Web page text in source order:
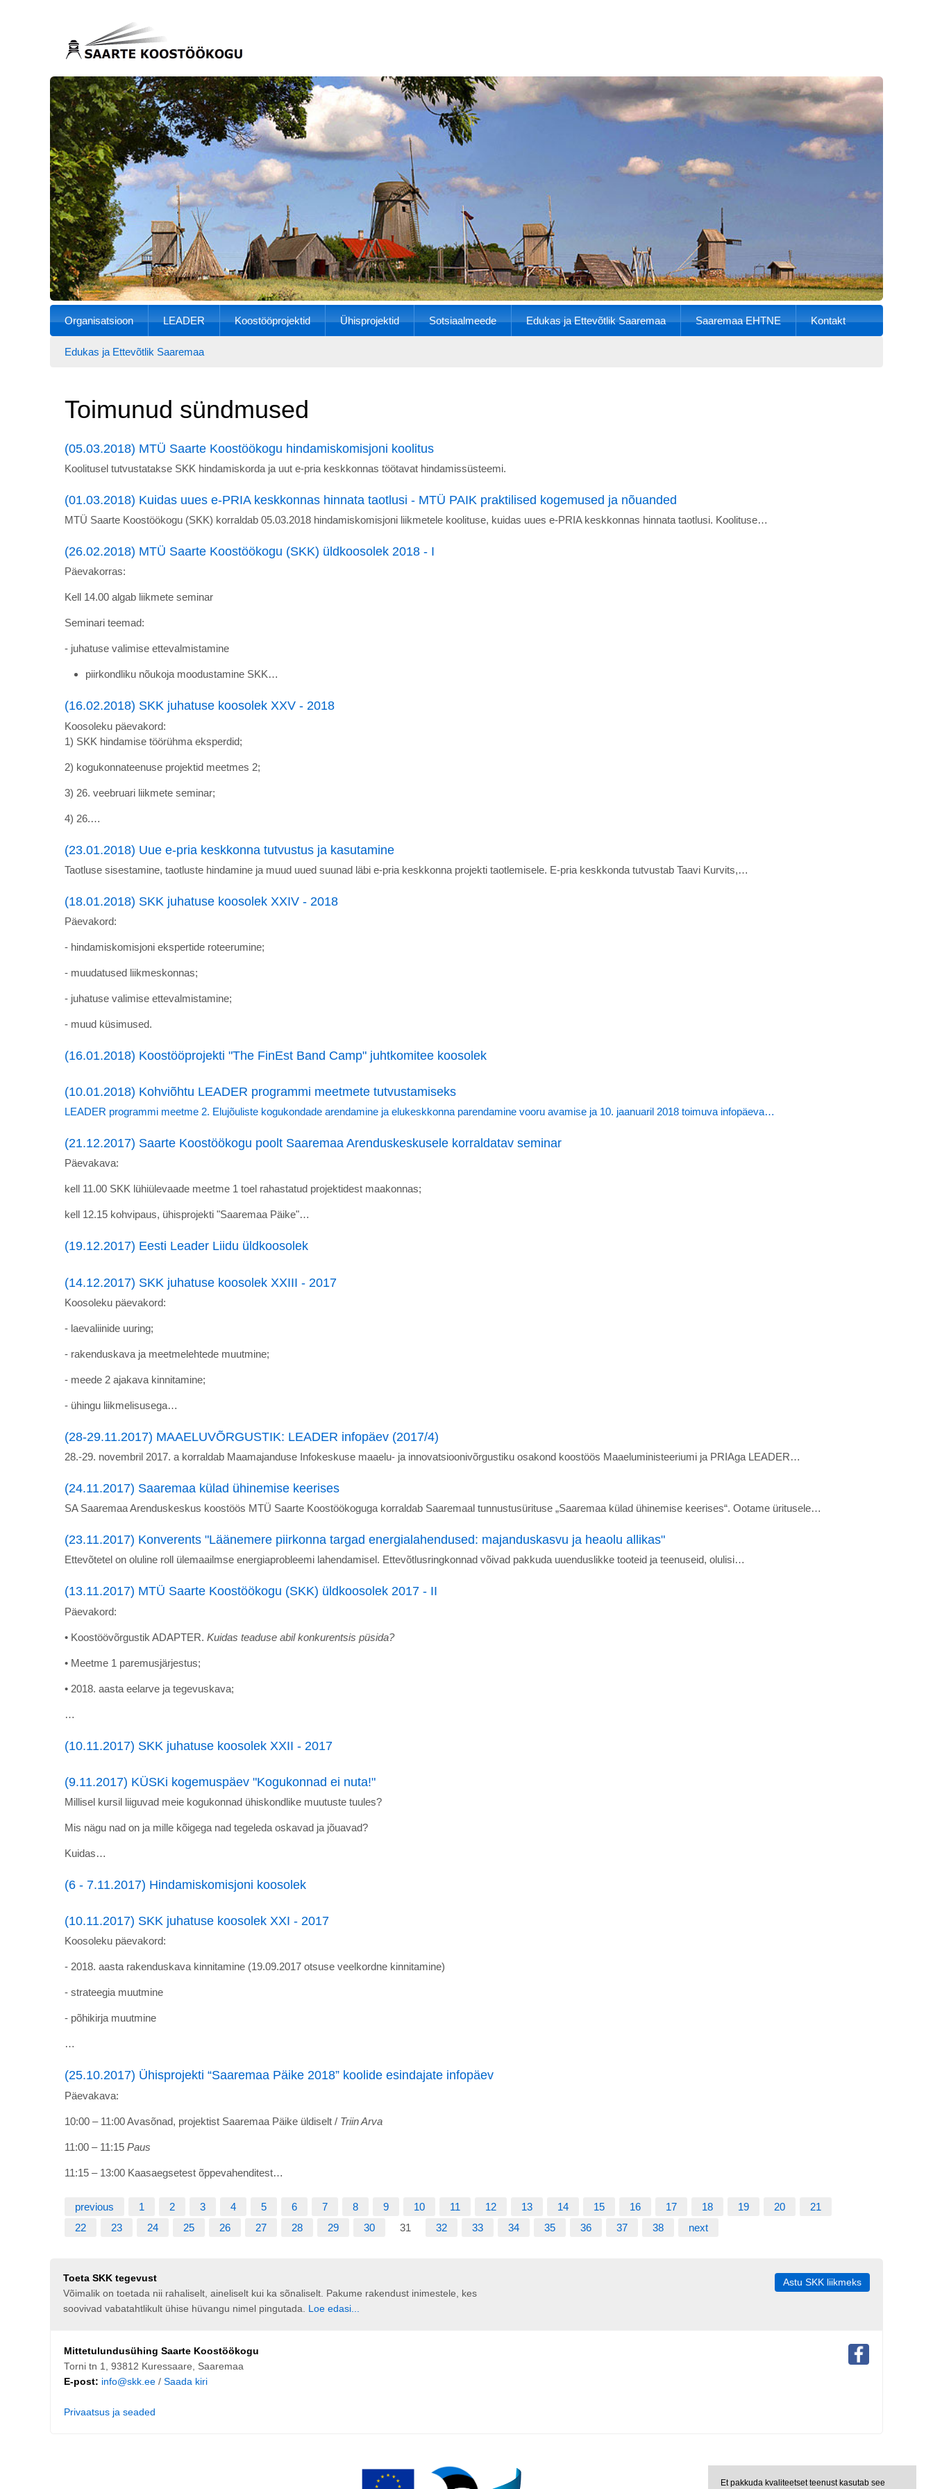
Et pakkuda kvaliteetset teenust kasutab see
Organisatsioon LEADER Koostööprojektid Ühisprojektid Sotsiaalmeede Edukas ja Ettevõtlik Saaremaa Saaremaa EHTNE Kontakt
Edukas ja Ettevõtlik Saaremaa
Toimunud sündmused
(05.03.2018) MTÜ Saarte Koostöökogu hindamiskomisjoni koolitus
Koolitusel tutvustatakse SKK hindamiskorda ja uut e-pria keskkonnas töötavat hindamissüsteemi.
(01.03.2018) Kuidas uues e-PRIA keskkonnas hinnata taotlusi - MTÜ PAIK praktilised kogemused ja nõuanded
MTÜ Saarte Koostöökogu (SKK) korraldab 05.03.2018 hindamiskomisjoni liikmetele koolituse, kuidas uues e-PRIA keskkonnas hinnata taotlusi. Koolituse…
(26.02.2018) MTÜ Saarte Koostöökogu (SKK) üldkoosolek 2018 - I
Päevakorras:
Kell 14.00 algab liikmete seminar
Seminari teemad:
- juhatuse valimise ettevalmistamine
piirkondliku nõukoja moodustamine SKK…
(16.02.2018) SKK juhatuse koosolek XXV - 2018
Koosoleku päevakord:
1) SKK hindamise töörühma eksperdid;
2) kogukonnateenuse projektid meetmes 2;
3) 26. veebruari liikmete seminar;
4) 26.…
(23.01.2018) Uue e-pria keskkonna tutvustus ja kasutamine
Taotluse sisestamine, taotluste hindamine ja muud uued suunad läbi e-pria keskkonna projekti taotlemisele. E-pria keskkonda tutvustab Taavi Kurvits,…
(18.01.2018) SKK juhatuse koosolek XXIV - 2018
Päevakord:
- hindamiskomisjoni ekspertide roteerumine;
- muudatused liikmeskonnas;
- juhatuse valimise ettevalmistamine;
- muud küsimused.
(16.01.2018) Koostööprojekti "The FinEst Band Camp" juhtkomitee koosolek
(10.01.2018) Kohviõhtu LEADER programmi meetmete tutvustamiseks
LEADER programmi meetme 2. Elujõuliste kogukondade arendamine ja elukeskkonna parendamine vooru avamise ja 10. jaanuaril 2018 toimuva infopäeva…
(21.12.2017) Saarte Koostöökogu poolt Saaremaa Arenduskeskusele korraldatav seminar
Päevakava:
kell 11.00 SKK lühiülevaade meetme 1 toel rahastatud projektidest maakonnas;
kell 12.15 kohvipaus, ühisprojekti "Saaremaa Päike"…
(19.12.2017) Eesti Leader Liidu üldkoosolek
(14.12.2017) SKK juhatuse koosolek XXIII - 2017
Koosoleku päevakord:
- laevaliinide uuring;
- rakenduskava ja meetmelehtede muutmine;
- meede 2 ajakava kinnitamine;
- ühingu liikmelisusega…
(28-29.11.2017) MAAELUVÕRGUSTIK: LEADER infopäev (2017/4)
28.-29. novembril 2017. a korraldab Maamajanduse Infokeskuse maaelu- ja innovatsioonivõrgustiku osakond koostöös Maaeluministeeriumi ja PRIAga LEADER…
(24.11.2017) Saaremaa külad ühinemise keerises
SA Saaremaa Arenduskeskus koostöös MTÜ Saarte Koostöökoguga korraldab Saaremaal tunnustusürituse „Saaremaa külad ühinemise keerises“. Ootame üritusele…
(23.11.2017) Konverents "Läänemere piirkonna targad energialahendused: majanduskasvu ja heaolu allikas"
Ettevõtetel on oluline roll ülemaailmse energiaprobleemi lahendamisel. Ettevõtlusringkonnad võivad pakkuda uuenduslikke tooteid ja teenuseid, olulisi…
(13.11.2017) MTÜ Saarte Koostöökogu (SKK) üldkoosolek 2017 - II
Päevakord:
• Koostöövõrgustik ADAPTER. Kuidas teaduse abil konkurentsis püsida?
• Meetme 1 paremusjärjestus;
• 2018. aasta eelarve ja tegevuskava;
…
(10.11.2017) SKK juhatuse koosolek XXII - 2017
(9.11.2017) KÜSKi kogemuspäev "Kogukonnad ei nuta!"
Millisel kursil liiguvad meie kogukonnad ühiskondlike muutuste tuules?
Mis nägu nad on ja mille kõigega nad tegeleda oskavad ja jõuavad?
Kuidas…
(6 - 7.11.2017) Hindamiskomisjoni koosolek
(10.11.2017) SKK juhatuse koosolek XXI - 2017
Koosoleku päevakord:
- 2018. aasta rakenduskava kinnitamine (19.09.2017 otsuse veelkordne kinnitamine)
- strateegia muutmine
- põhikirja muutmine
…
(25.10.2017) Ühisprojekti “Saaremaa Päike 2018” koolide esindajate infopäev
Päevakava:
10:00 – 11:00 Avasõnad, projektist Saaremaa Päike üldiselt / Triin Arva
11:00 – 11:15 Paus
11:15 – 13:00 Kaasaegsetest õppevahenditest…
previous 1 2 3 4 5 6 7 8 9 10 11 12 13 14 15 16 17 18 19 20
21
22
23 24 25 26 27 28 29 30 31 32 33 34 35 36 37 38 next
Toeta SKK tegevust
Võimalik on toetada nii rahaliselt, aineliselt kui ka sõnaliselt. Pakume rakendust inimestele, kes
soovivad vabatahtlikult ühise hüvangu nimel pingutada. Loe edasi...
Astu SKK liikmeks
Mittetulundusühing Saarte Koostöökogu
Torni tn 1, 93812 Kuressaare, Saaremaa
E-post: info@skk.ee/ Saada kiri
Privaatsus ja seaded